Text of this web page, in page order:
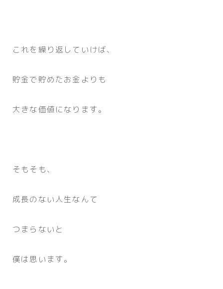
これを繰り返していけば、
貯金で貯めたお金よりも
大きな価値になります。
そもそも、
成長のない人生なんて
つまらないと
僕は思います。